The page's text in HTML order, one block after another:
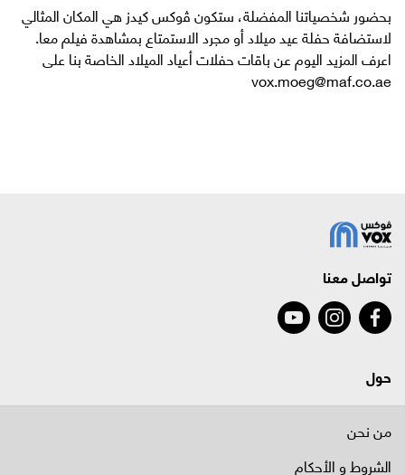
بحضور شخصياتنا المفضلة، ستكون ﭬوكس كيدز هي المكان المثالي
لاستضافة حفلة عيد ميلاد أو مجرد الاستمتاع بمشاهدة فيلم معا.
اعرف المزيد اليوم عن باقات حفلات أعياد الميلاد الخاصة بنا على
vox.moeg@maf.co.ae
تواصل معنا
حول
من نحن
الشروط و الأحكام